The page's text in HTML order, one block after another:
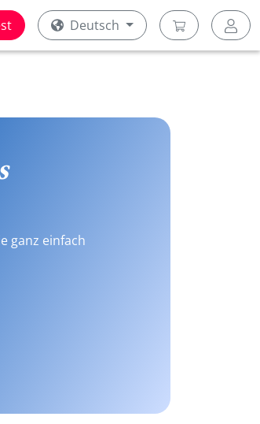
Deutsch
ganz einfach